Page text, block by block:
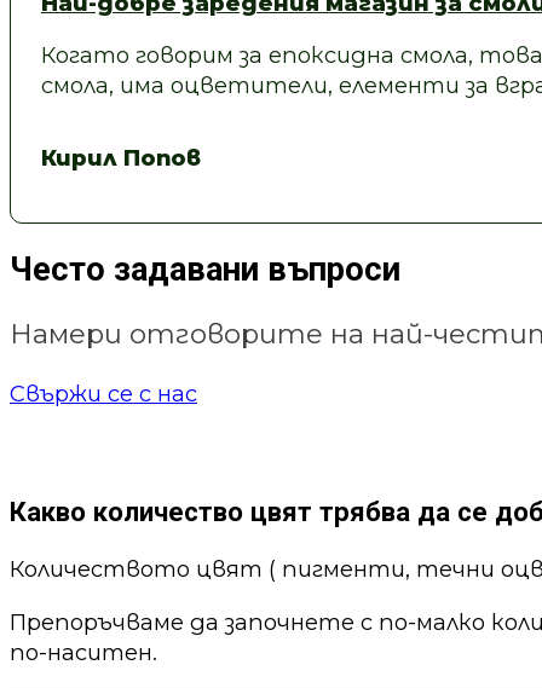
Когато говорим за епоксидна смола,
смола, има оцветители, елементи за
Кирил Попов
Често задавани въпроси
Намери отговорите на най-
Свържи се с нас
Какво количество цвят трябва да се
Количеството цвят ( пигменти, течни
Препоръчваме да започнете с по-малко
по-наситен.